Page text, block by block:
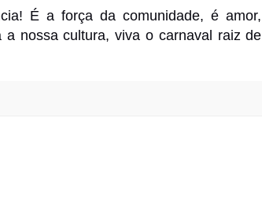
É a força da comunidade, é amor,
nossa cultura, viva o carnaval raiz de